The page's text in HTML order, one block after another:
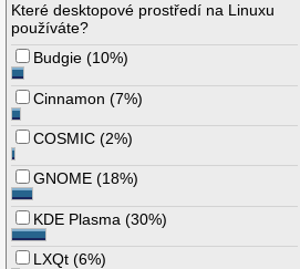
Které desktopové prostředí na Linuxu
používáte?
Budgie (10%)
Cinnamon (7%)
COSMIC (2%)
GNOME (18%)
KDE Plasma (30%)
LXQt (6%)